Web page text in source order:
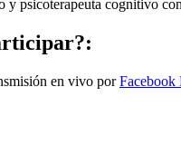
y psicoterapeuta cognitivo
en vivo por